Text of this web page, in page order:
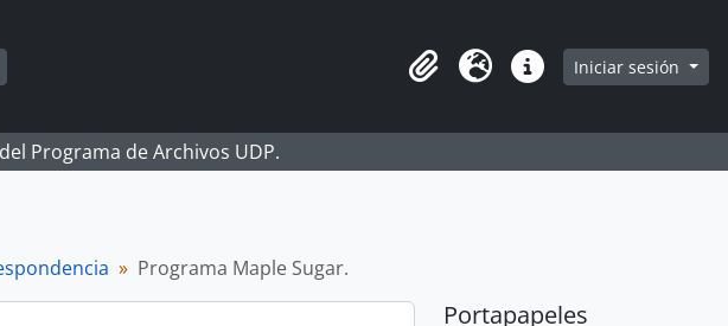
Portapapeles
Idioma Enlaces rápidos
Iniciar sesión
Programa de Archivos UDP.
Programa Maple Sugar.
Portapapeles